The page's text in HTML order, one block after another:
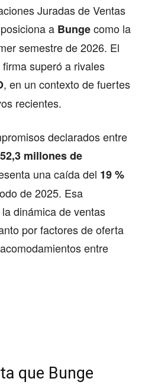
Juradas de Ventas
a Bungecomo la
semestre de 2026. El
superó a rivales
, en un contexto de fuertes
recientes.
declarados entre
52,3 millones de
una caída del 19 %
de 2025. Esa
dinámica de ventas
por factores de oferta
entre
que Bunge